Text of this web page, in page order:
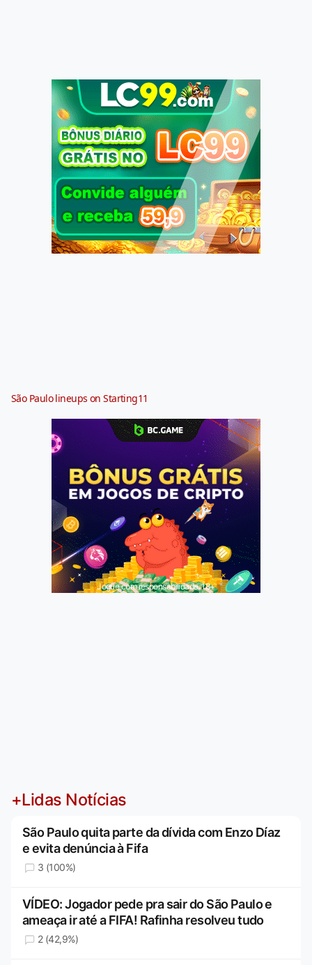
São Paulo lineups on Starting11
Jogue com responsabilidade. 18+
+Lidas Notícias
São Paulo quita parte da dívida com Enzo Díaz
e evita denúncia à Fifa
3 (100%)
VÍDEO: Jogador pede pra sair do São Paulo e
ameaça ir até a FIFA! Rafinha resolveu tudo
2 (42,9%)